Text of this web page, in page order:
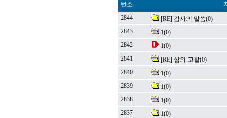
번호
2844
[RE] 감사의 말씀(0)
2843
1(0)
2842
1(0)
2841
[RE] 삶의 고찰(0)
2840
1(0)
2839
1(0)
2838
1(0)
2837
1(0)